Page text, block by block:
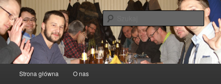
Przeskocz
do
tekstu
IPMS Warszawa
modelarstwo redukcyjne
Strona główna O nas